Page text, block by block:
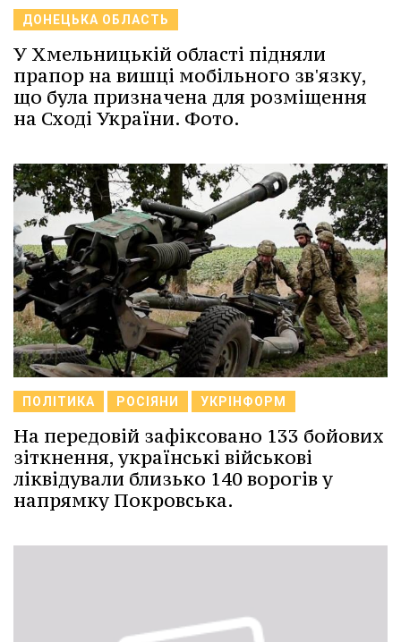
ДОНЕЦЬКА ОБЛАСТЬ
У Хмельницькій області підняли
прапор на вишці мобільного зв'язку,
що була призначена для розміщення
на Сході України. Фото.
ПОЛІТИКА РОСІЯНИ УКРІНФОРМ
На передовій зафіксовано 133 бойових
зіткнення, українські військові
ліквідували близько 140 ворогів у
напрямку Покровська.